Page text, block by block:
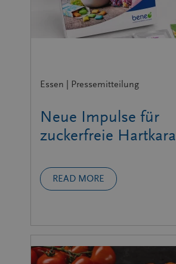
Essen | Pressemitteilung
Neue Impulse für
zuckerfreie
READ MORE